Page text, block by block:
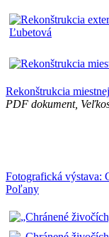
Rekonštrukcia
PDF dokument,
Fotografická výstava:
Poľany